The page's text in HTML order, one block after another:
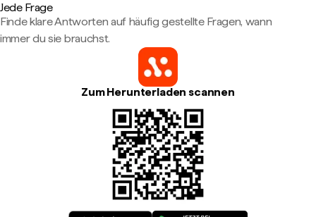
Jede Frage
Finde klare Antworten auf häufig gestellte Fragen, wann
immer du sie brauchst.
Zum Herunterladen scannen